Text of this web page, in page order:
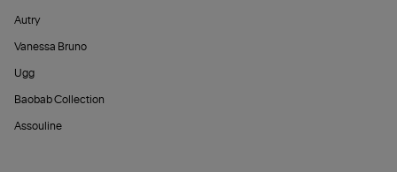
Autry
Vanessa Bruno
Ugg
Baobab Collection
Assouline